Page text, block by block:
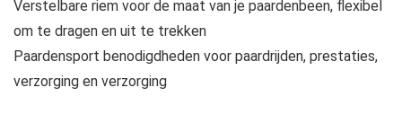
Verstelbare riem voor de maat van je paardenbeen, flexibel
om te dragen en uit te trekken
Paardensport benodigdheden voor paardrijden, prestaties,
verzorging en verzorging